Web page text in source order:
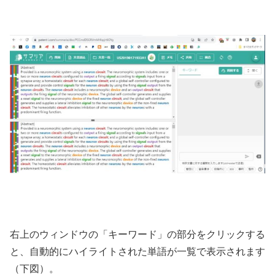
右上のウィンドウの「キーワード」の部分をクリックする
と、自動的にハイライトされた単語が一覧で表示されます
（下図）。